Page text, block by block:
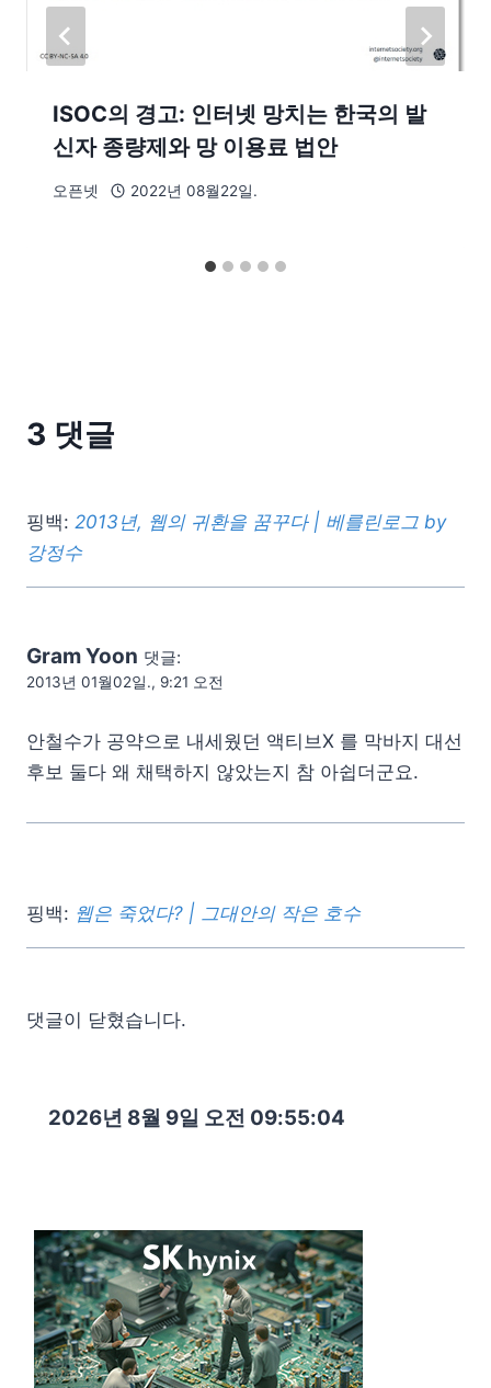
ISOC의 경고: 인터넷 망치는 한국의 발
신자 종량제와 망 이용료 법안
오픈넷 2022년 08월22일.
3 댓글
핑백: 2013년, 웹의 귀환을 꿈꾸다 | 베를린로그 by
강정수
Gram Yoon 댓글:
2013년 01월02일., 9:21 오전
안철수가 공약으로 내세웠던 액티브X 를 막바지 대선
후보 둘다 왜 채택하지 않았는지 참 아쉽더군요.
핑백: 웹은 죽었다? | 그대안의 작은 호수
댓글이 닫혔습니다.
2026년 8월 9일 오전 09:55:05